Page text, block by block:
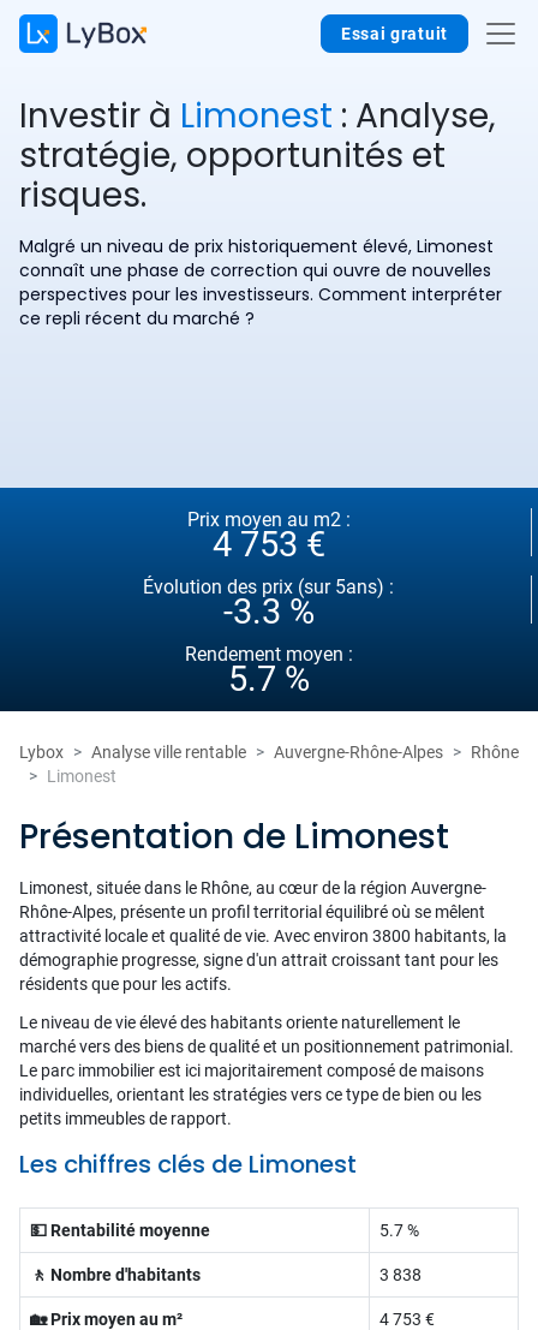
Essai gratuit
Investir à Limonest : Analyse,
stratégie, opportunités et
risques.
Malgré un niveau de prix historiquement élevé, Limonest
connaît une phase de correction qui ouvre de nouvelles
perspectives pour les investisseurs. Comment interpréter
ce repli récent du marché ?
Prix moyen au m2 :
4 753 €
Évolution des prix (sur 5ans) :
-3.3 %
Rendement moyen :
5.7 %
Lybox Analyse ville rentable Auvergne-Rhône-Alpes
Rhône
Limonest
Présentation de Limonest
Limonest, située dans le Rhône, au cœur de la région Auvergne-
Rhône-Alpes, présente un profil territorial équilibré où se mêlent
attractivité locale et qualité de vie. Avec environ 3800 habitants, la
démographie progresse, signe d'un attrait croissant tant pour les
résidents que pour les actifs.
Le niveau de vie élevé des habitants oriente naturellement le
marché vers des biens de qualité et un positionnement patrimonial.
Le parc immobilier est ici majoritairement composé de maisons
individuelles, orientant les stratégies vers ce type de bien ou les
petits immeubles de rapport.
Les chiffres clés de Limonest
💵 Rentabilité moyenne 5.7 %
🚶 Nombre d'habitants 3 838
🏡 Prix moyen au m² 4 753 €